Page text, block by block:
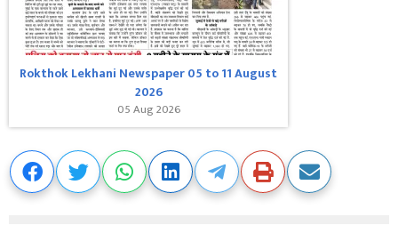
Rokthok Lekhani Newspaper 05 to 11 August
2026
05 Aug 2026